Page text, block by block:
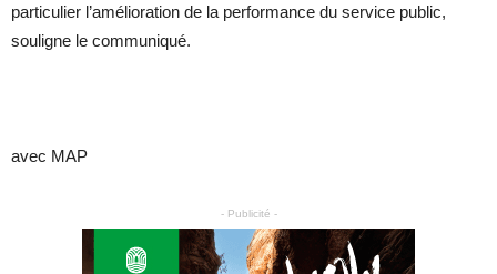
particulier l’amélioration de la performance du service public,
souligne le communiqué.
avec MAP
- Publicité -